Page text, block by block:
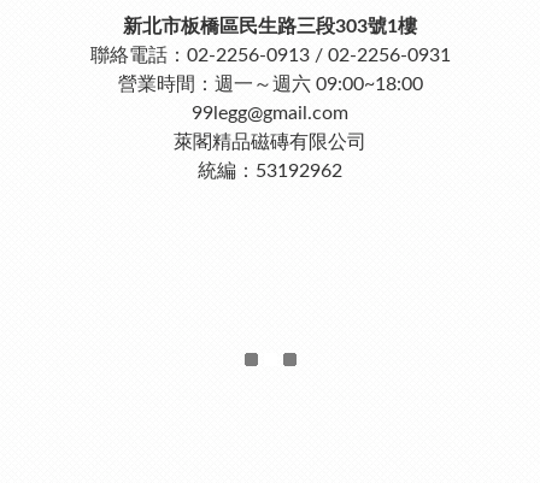
新北市板橋區民生路三段303號1樓
聯絡電話：02-2256-0913 / 02-2256-0931
營業時間：週一～週六 09:00~18:00
99legg@gmail.com
萊閣精品磁磚有限公司
統編：53192962